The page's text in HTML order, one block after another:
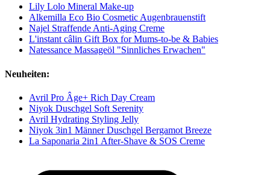
Lily Lolo Mineral Make-up
Alkemilla Eco Bio Cosmetic Augenbrauenstift
Najel Straffende Anti-Aging Creme
L'instant câlin Gift Box for Mums-to-be & Babies
Natessance Massageöl "Sinnliches Erwachen"
Neuheiten:
Avril Pro Âge+ Rich Day Cream
Niyok Duschgel Soft Serenity
Avril Hydrating Styling Jelly
Niyok 3in1 Männer Duschgel Bergamot Breeze
La Saponaria 2in1 After-Shave & SOS Creme